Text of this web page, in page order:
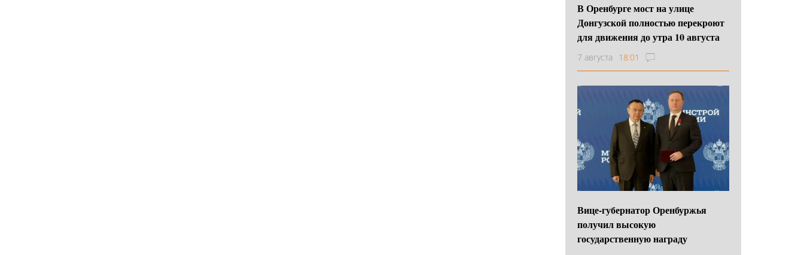
В Оренбурге мост на улице
Донгузской полностью перекроют
для движения до утра 10 августа
7 августа 18:01
Вице-губернатор Оренбуржья
получил высокую
государственную награду